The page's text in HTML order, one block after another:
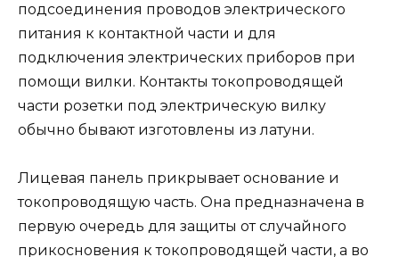
подсоединения проводов электрического
питания к контактной части и для
подключения электрических приборов при
помощи вилки. Контакты токопроводящей
части розетки под электрическую вилку
обычно бывают изготовлены из латуни.
Лицевая панель прикрывает основание и
токопроводящую часть. Она предназначена в
первую очередь для защиты от случайного
прикосновения к токопроводящей части, а во